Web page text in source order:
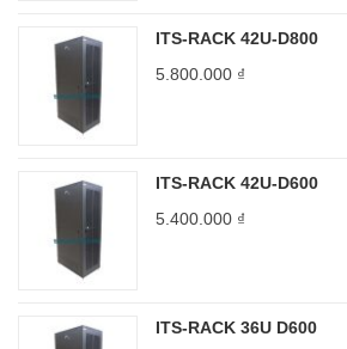
ITS-RACK 42U-D800
5.800.000 ₫
ITS-RACK 42U-D600
5.400.000 ₫
ITS-RACK 36U D600